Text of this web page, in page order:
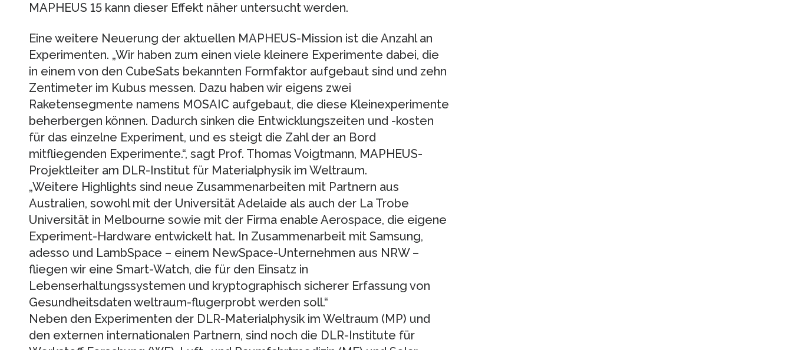
MAPHEUS 15 kann dieser Effekt näher untersucht werden.
Eine weitere Neuerung der aktuellen MAPHEUS-Mission ist die Anzahl an
Experimenten. „Wir haben zum einen viele kleinere Experimente dabei, die
in einem von den CubeSats bekannten Formfaktor aufgebaut sind und zehn
Zentimeter im Kubus messen. Dazu haben wir eigens zwei
Raketensegmente namens MOSAIC aufgebaut, die diese Kleinexperimente
beherbergen können. Dadurch sinken die Entwicklungszeiten und -kosten
für das einzelne Experiment, und es steigt die Zahl der an Bord
mitfliegenden Experimente.“, sagt Prof. Thomas Voigtmann, MAPHEUS-
Projektleiter am DLR-Institut für Materialphysik im Weltraum.
„Weitere Highlights sind neue Zusammenarbeiten mit Partnern aus
Australien, sowohl mit der Universität Adelaide als auch der La Trobe
Universität in Melbourne sowie mit der Firma enable Aerospace, die eigene
Experiment-Hardware entwickelt hat. In Zusammenarbeit mit Samsung,
adesso und LambSpace – einem NewSpace-Unternehmen aus NRW –
fliegen wir eine Smart-Watch, die für den Einsatz in
Lebenserhaltungssystemen und kryptographisch sicherer Erfassung von
Gesundheitsdaten weltraum-flugerprobt werden soll.“
Neben den Experimenten der DLR-Materialphysik im Weltraum (MP) und
den externen internationalen Partnern, sind noch die DLR-Institute für